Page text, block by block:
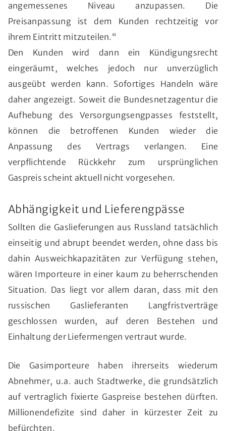
angemessenes Niveau anzupassen. Die
Preisanpassung ist dem Kunden rechtzeitig vor
ihrem Eintritt mitzuteilen.“
Den Kunden wird dann ein Kündigungsrecht
eingeräumt, welches jedoch nur unverzüglich
ausgeübt werden kann. Sofortiges Handeln wäre
daher angezeigt. Soweit die Bundesnetzagentur die
Aufhebung des Versorgungsengpasses feststellt,
können die betroffenen Kunden wieder die
Anpassung des Vertrags verlangen. Eine
verpflichtende Rückkehr zum ursprünglichen
Gaspreis scheint aktuell nicht vorgesehen.
Abhängigkeit und Lieferengpässe
Sollten die Gaslieferungen aus Russland tatsächlich
einseitig und abrupt beendet werden, ohne dass bis
dahin Ausweichkapazitäten zur Verfügung stehen,
wären Importeure in einer kaum zu beherrschenden
Situation. Das liegt vor allem daran, dass mit den
russischen Gaslieferanten Langfristverträge
geschlossen wurden, auf deren Bestehen und
Einhaltung der Liefermengen vertraut wurde.
Die Gasimporteure haben ihrerseits wiederum
Abnehmer, u.a. auch Stadtwerke, die grundsätzlich
auf vertraglich fixierte Gaspreise bestehen dürften.
Millionendefizite sind daher in kürzester Zeit zu
befürchten.